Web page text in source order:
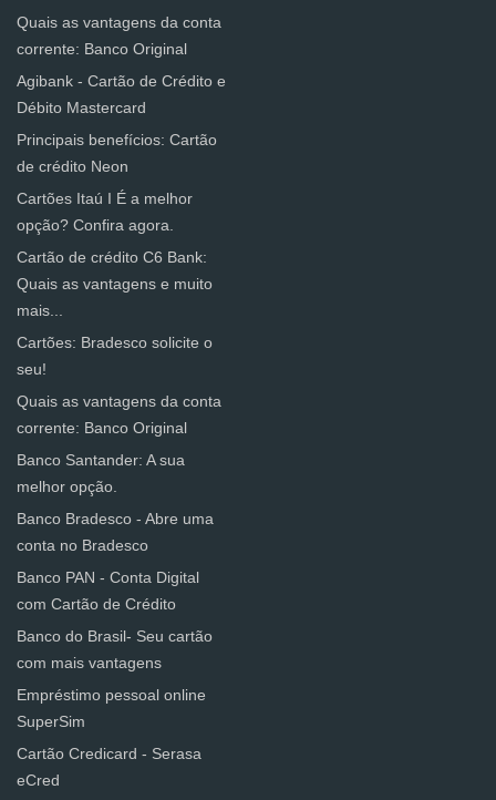
Quais as vantagens da conta
corrente: Banco Original
Agibank - Cartão de Crédito e
Débito Mastercard
Principais benefícios: Cartão
de crédito Neon
Cartões Itaú I É a melhor
opção? Confira agora.
Cartão de crédito C6 Bank:
Quais as vantagens e muito
mais...
Cartões: Bradesco solicite o
seu!
Quais as vantagens da conta
corrente: Banco Original
Banco Santander: A sua
melhor opção.
Banco Bradesco - Abre uma
conta no Bradesco
Banco PAN - Conta Digital
com Cartão de Crédito
Banco do Brasil- Seu cartão
com mais vantagens
Empréstimo pessoal online
SuperSim
Cartão Credicard - Serasa
eCred